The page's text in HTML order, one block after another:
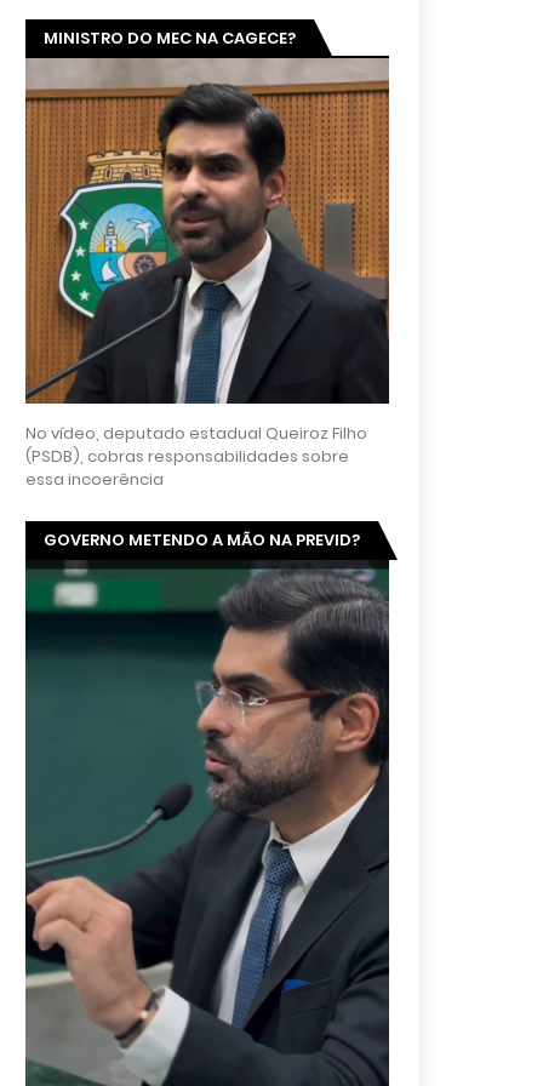
MINISTRO DO MEC NA CAGECE?
No vídeo, deputado estadual Queiroz Filho
(PSDB), cobras responsabilidades sobre
essa incoerência
GOVERNO METENDO A MÃO NA PREVID?